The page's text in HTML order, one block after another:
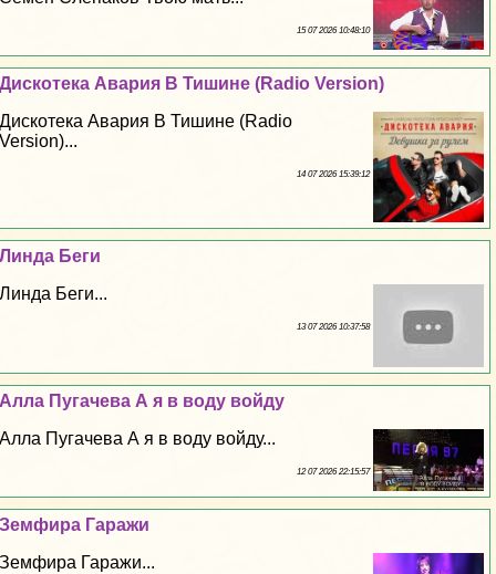
15 07 2026 10:48:10
Дискотека Авария В Тишине (Radio Version)
Дискотека Авария В Тишине (Radio
Version)...
14 07 2026 15:39:12
Линда Беги
Линда Беги...
13 07 2026 10:37:58
Алла Пугачева А я в воду войду
Алла Пугачева А я в воду войду...
12 07 2026 22:15:57
Земфира Гаражи
Земфира Гаражи...